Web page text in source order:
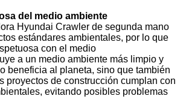
del medio ambiente
Hyundai Crawler de segunda mano
estándares ambientales, por lo que
con el medio
a un medio ambiente más limpio y
beneficia al planeta, sino que también
proyectos de construcción cumplan con
evitando posibles problemas